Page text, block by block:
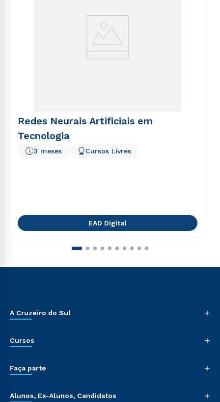
Redes Neurais Artificiais em
Tecnologia
3 meses Cursos Livres
EAD Digital
A Cruzeiro do Sul +
Cursos +
Faça parte +
Alunos, Ex-Alunos, Candidatos +